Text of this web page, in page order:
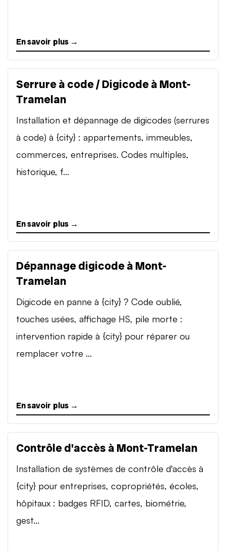
En savoir plus →
Serrure à code / Digicode à Mont-
Tramelan
Installation et dépannage de digicodes (serrures
à code) à {city} : appartements, immeubles,
commerces, entreprises. Codes multiples,
historique, f...
En savoir plus →
Dépannage digicode à Mont-
Tramelan
Digicode en panne à {city} ? Code oublié,
touches usées, affichage HS, pile morte :
intervention rapide à {city} pour réparer ou
remplacer votre ...
En savoir plus →
Contrôle d'accès à Mont-Tramelan
Installation de systèmes de contrôle d'accès à
{city} pour entreprises, copropriétés, écoles,
hôpitaux : badges RFID, cartes, biométrie,
gest...